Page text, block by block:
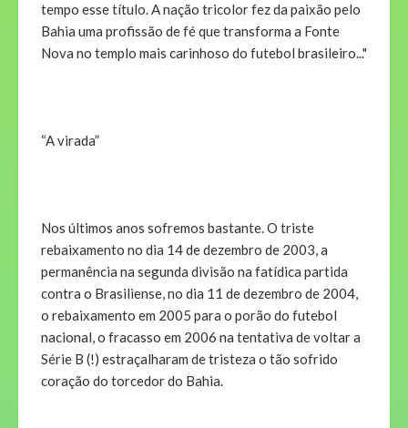
tempo esse título. A nação tricolor fez da paixão pelo
Bahia uma profissão de fé que transforma a Fonte
Nova no templo mais carinhoso do futebol brasileiro..."
“A virada”
Nos últimos anos sofremos bastante. O triste
rebaixamento no dia 14 de dezembro de 2003, a
permanência na segunda divisão na fatídica partida
contra o Brasiliense, no dia 11 de dezembro de 2004,
o rebaixamento em 2005 para o porão do futebol
nacional, o fracasso em 2006 na tentativa de voltar a
Série B (!) estraçalharam de tristeza o tão sofrido
coração do torcedor do Bahia.